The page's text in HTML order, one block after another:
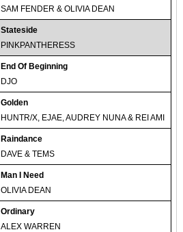
SAM FENDER & OLIVIA DEAN
Stateside
PINKPANTHERESS
End Of Beginning
DJO
Golden
HUNTR/X, EJAE, AUDREY NUNA & REI AMI
Raindance
DAVE & TEMS
Man I Need
OLIVIA DEAN
Ordinary
ALEX WARREN